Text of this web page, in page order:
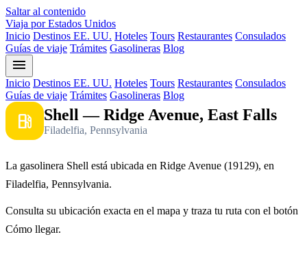
Saltar al contenido
Viaja por Estados Unidos
Inicio Destinos EE. UU. Hoteles Tours Restaurantes Consulados
Guías de viaje Trámites Gasolineras Blog
menu
Inicio Destinos EE. UU. Hoteles Tours Restaurantes Consulados
Guías de viaje Trámites Gasolineras Blog
local_gas_station Shell — Ridge Avenue, East Falls
Filadelfia, Pennsylvania
La gasolinera Shell está ubicada en Ridge Avenue (19129), en
Filadelfia, Pennsylvania.
Consulta su ubicación exacta en el mapa y traza tu ruta con el botón
Cómo llegar.